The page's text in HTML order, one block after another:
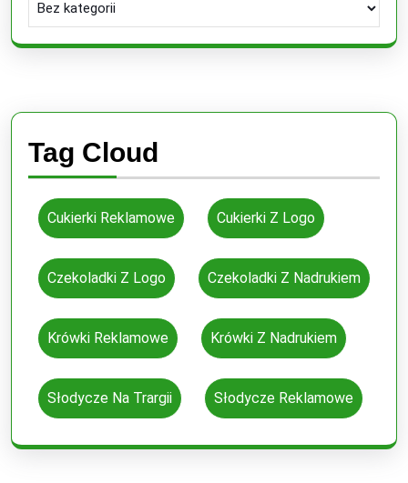
Tag Cloud
Cukierki Reklamowe Cukierki Z Logo
Czekoladki Z Logo Czekoladki Z Nadrukiem
Krówki Reklamowe Krówki Z Nadrukiem
Słodycze Na Trargii Słodycze Reklamowe